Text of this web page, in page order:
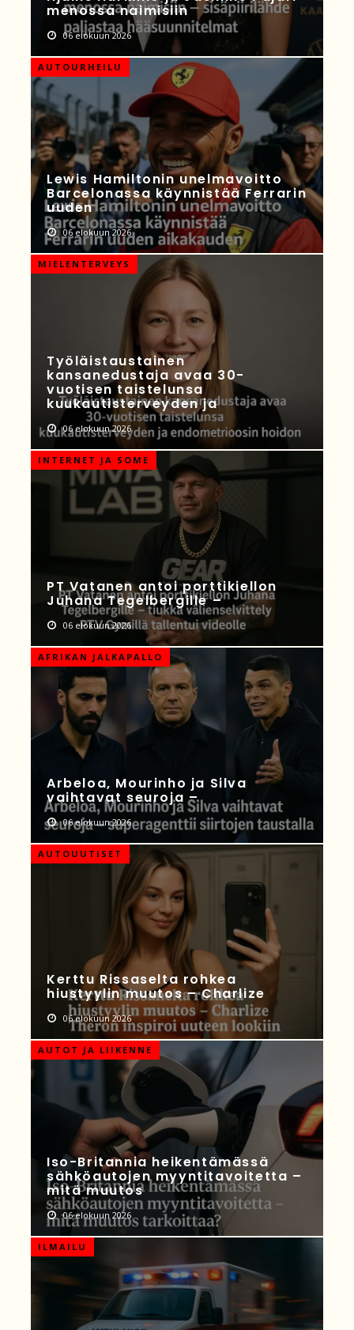
menossa naimisiin
06 elokuun 2026
AUTOURHEILU
Lewis Hamiltonin unelmavoitto
Barcelonassa käynnistää Ferrarin
uuden
06 elokuun 2026
MIELENTERVEYS
Työläistaustainen
kansanedustaja avaa 30-
vuotisen taistelunsa
kuukautisterveyden ja
06 elokuun 2026
INTERNET JA SOME
PT Vatanen antoi porttikiellon
Juhana Tegelbergille –
06 elokuun 2026
AFRIKAN JALKAPALLO
Arbeloa, Mourinho ja Silva
vaihtavat seuroja –
06 elokuun 2026
AUTOUUTISET
Kerttu Rissaselta rohkea
hiustyylin muutos – Charlize
06 elokuun 2026
AUTOT JA LIIKENNE
Iso-Britannia heikentämässä
sähköautojen myyntitavoitetta –
mitä muutos
06 elokuun 2026
ILMAILU